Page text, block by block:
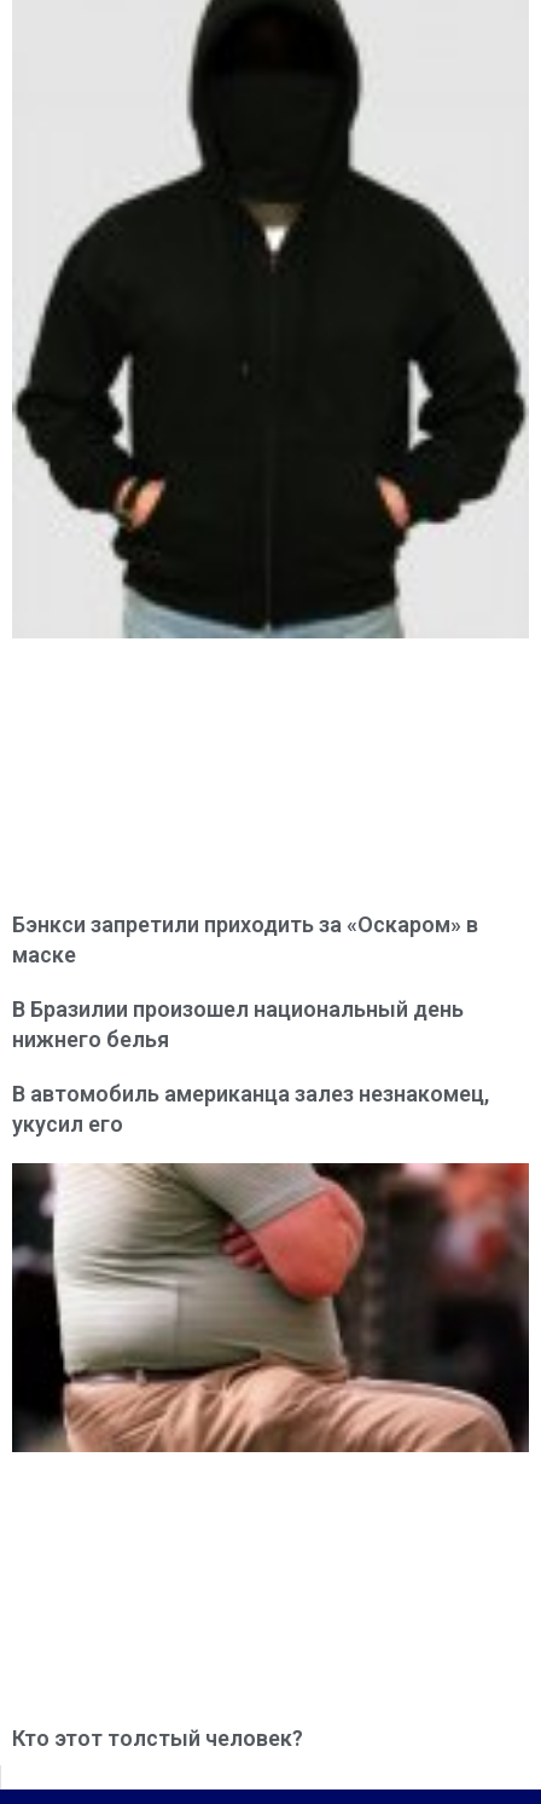
Бэнкси запретили приходить за «Оскаром» в
маске
В Бразилии произошел национальный день
нижнего белья
В автомобиль американца залез незнакомец,
укусил его
Кто этот толстый человек?